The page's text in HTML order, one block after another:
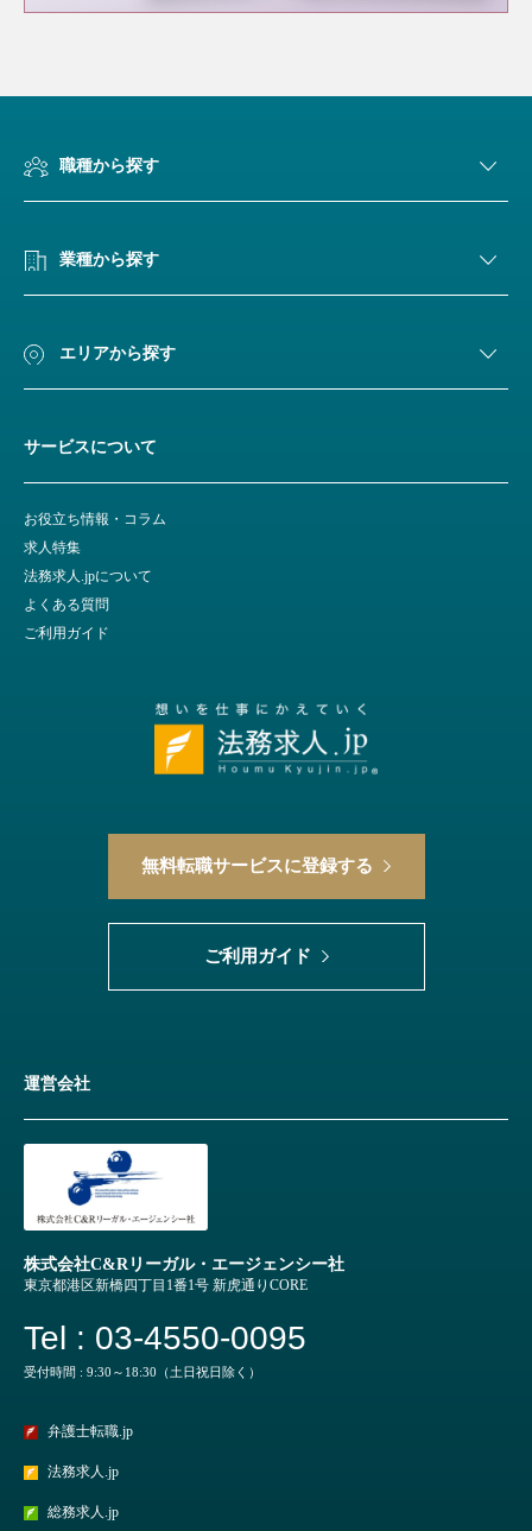
無料転職サービスに登録する
ご利用ガイド
弁護士転職.jp
法務求人.jp
総務求人.jp
運営会社
株式会社C&Rリーガル・エージェンシー社
東京都港区新橋四丁目1番1号 新虎通りCORE
Tel : 03-4550-0095
受付時間 : 9:30～18:30（土日祝日除く）
職種から探す
業種から探す
エリアから探す
サービスについて
お役立ち情報・コラム
求人特集
法務求人.jpについて
よくある質問
ご利用ガイド